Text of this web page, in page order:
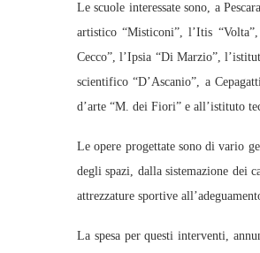
Le scuole interessate sono, a
artistico “Misticoni”, l’Itis
Cecco”, l’Ipsia “Di Marzio”,
scientifico “D’Ascanio”, a
d’arte “M. dei Fiori” e all’istituto
Le opere progettate sono di vario
degli spazi, dalla sistemazione dei
attrezzature sportive
La spesa per questi interventi,